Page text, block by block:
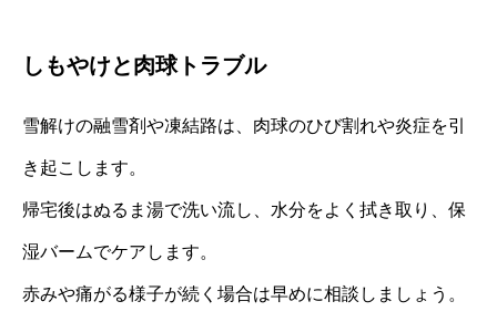
しもやけと肉球トラブル
雪解けの融雪剤や凍結路は、肉球のひび割れや炎症を引
き起こします。
帰宅後はぬるま湯で洗い流し、水分をよく拭き取り、保
湿バームでケアします。
赤みや痛がる様子が続く場合は早めに相談しましょう。